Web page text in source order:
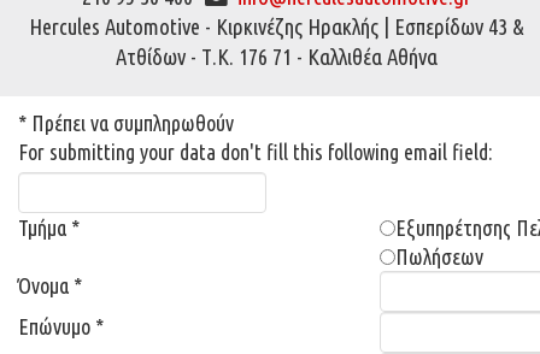
Hercules Automotive - Κιρκινέζης Ηρακλής | Εσπερίδων 43 &
Ατθίδων - Τ.Κ. 176 71 - Καλλιθέα Αθήνα
* Πρέπει να συμπληρωθούν
For submitting your data don't fill this following email field:
Τμήμα *
Εξυπηρέτησης
Πωλήσεων
Όνομα *
Επώνυμο *